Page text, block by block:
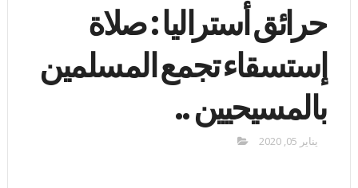
حرائق أستراليا : صلاة
إستسقاء تجمع المسلمين
بالمسيحيين ..
يناير 05, 2020